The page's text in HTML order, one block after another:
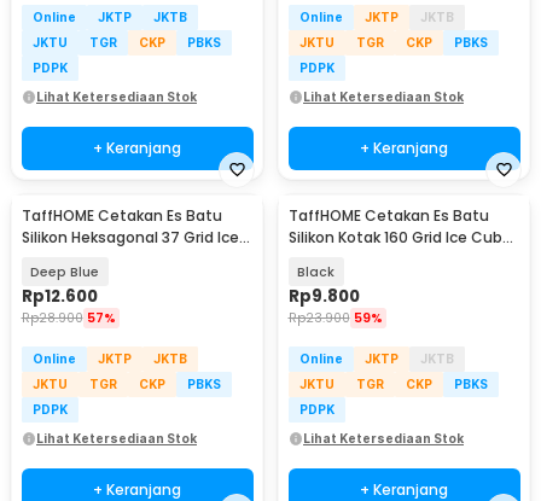
Online JKTP
JKTB
JKTU
TGR CKP
PBKS
PDPK
Lihat Ketersediaan Stok
+ Keranjang
Online JKTP
JKTB
JKTU
TGR CKP
PBKS
PDPK
Lihat Ketersediaan Stok
+ Keranjang
TaffHOME Cetakan Es Batu
Silikon Heksagonal 37 Grid Ice
Deep Blue
Rp12.600
Rp28.900 57%
Online JKTP
JKTB
JKTU
TGR CKP
PBKS
PDPK
Lihat Ketersediaan Stok
+ Keranjang
TaffHOME Cetakan Es Batu
Silikon Kotak 160 Grid Ice Cube
Black
Rp9.800
Rp23.900 59%
Online JKTP
JKTB
JKTU
TGR CKP
PBKS
PDPK
Lihat Ketersediaan Stok
+ Keranjang